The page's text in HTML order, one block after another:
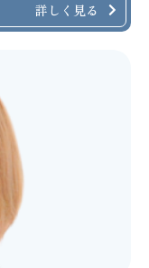
詳しく見る